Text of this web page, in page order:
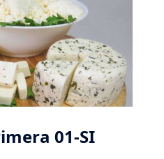
01-SI